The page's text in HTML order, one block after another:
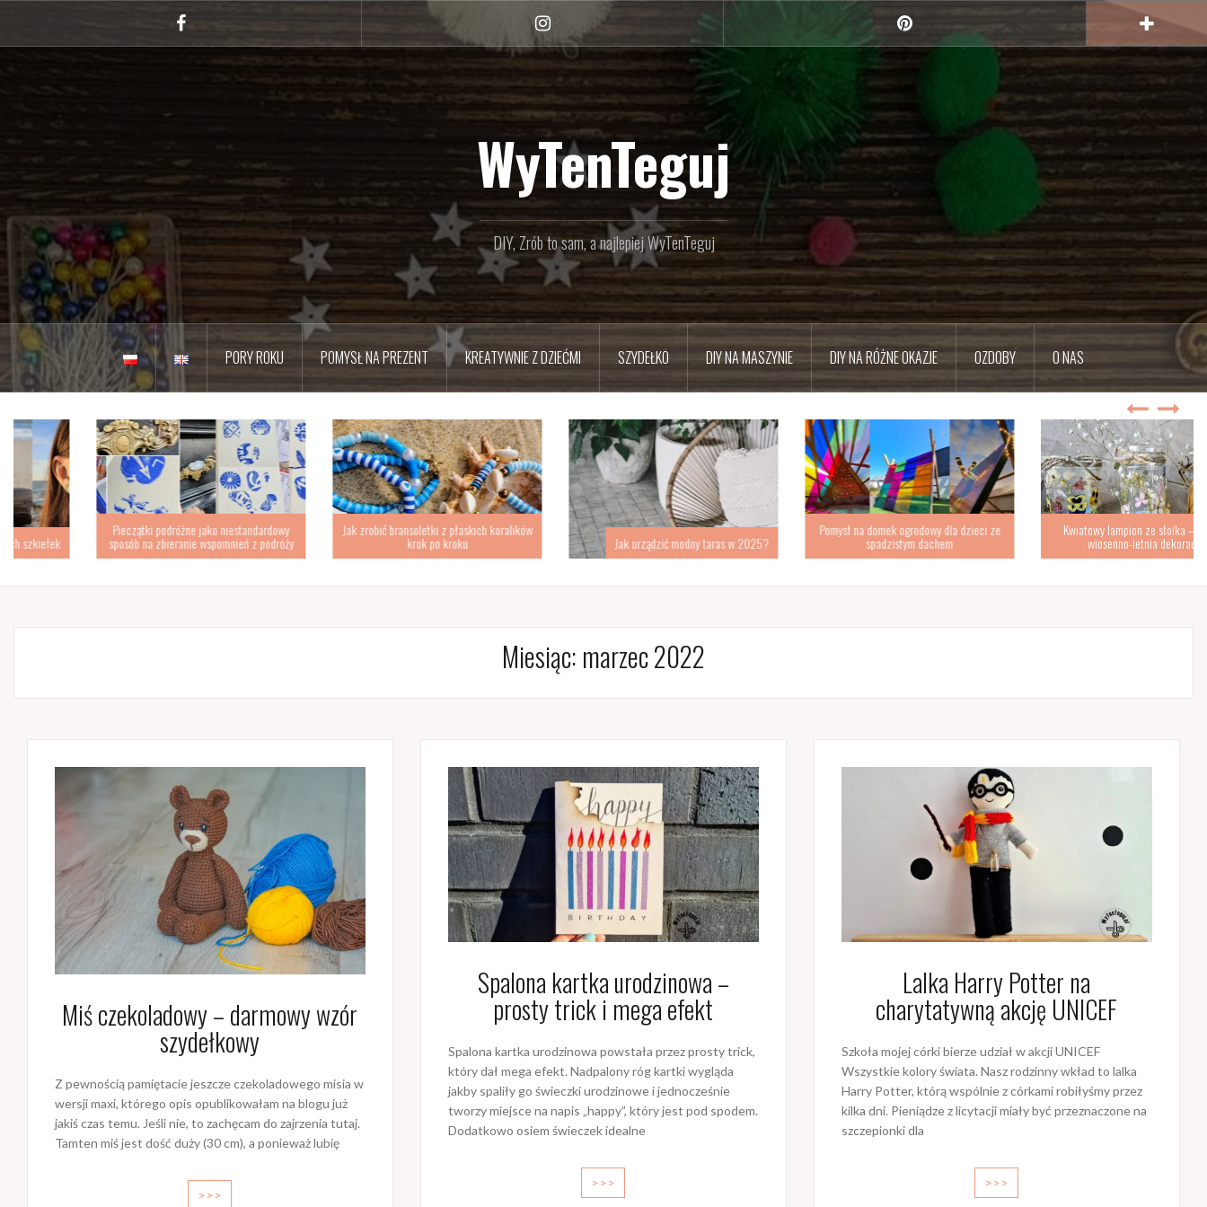
treści
Instagram
WyTenTeguj
DIY, Zrób to sam, a najlepiej WyTenTeguj
PORY ROKU POMYSŁ NA PREZENT KREATYWNIE Z DZIEĆMI SZYDEŁKO DIY NA MASZYNIE DIY NA RÓŻNE OKAZJE OZDOBY O NAS
Pieczątki podróżne jako niestandardowy
sposób na zbieranie wspomnień z podróży
Jak zrobić bransoletki z płaskich koralików
Jak urządzić modny taras w 2025?
Pomysł na domek ogrodowy dla dzieci ze
spadzistym dachem
Kwiatowy lampion ze słoika – urocza
wiosenno-letnia dekoracja
Miesiąc: marzec 2022
Miś czekoladowy – darmowy wzór
szydełkowy
Z pewnością pamiętacie jeszcze czekoladowego misia w
wersji maxi, którego opis opublikowałam na blogu już
jakiś czas temu. Jeśli nie, to zachęcam do zajrzenia tutaj.
Tamten miś jest dość duży (30 cm), a ponieważ lubię
>>>
Spalona kartka urodzinowa –
prosty trick i mega efekt
Spalona kartka urodzinowa powstała przez prosty trick,
który dał mega efekt. Nadpalony róg kartki wygląda
jakby spaliły go świeczki urodzinowe i jednocześnie
tworzy miejsce na napis „happy”, który jest pod spodem.
Dodatkowo osiem świeczek idealne
>>>
Lalka Harry Potter na
charytatywną akcję UNICEF
Szkoła mojej córki bierze udział w akcji UNICEF
Wszystkie kolory świata. Nasz rodzinny wkład to lalka
Harry Potter, którą wspólnie z córkami robiłyśmy przez
kilka dni. Pieniądze z licytacji miały być przeznaczone na
szczepionki dla
>>>